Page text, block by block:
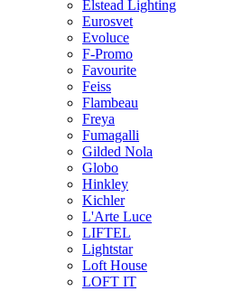
Elstead Lighting
Eurosvet
Evoluce
F-Promo
Favourite
Feiss
Flambeau
Freya
Fumagalli
Gilded Nola
Globo
Hinkley
Kichler
L'Arte Luce
LIFTEL
Lightstar
Loft House
LOFT IT